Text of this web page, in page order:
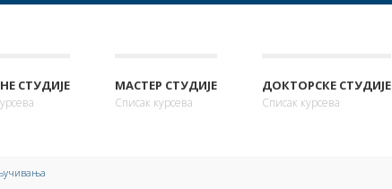
СТУДИЈЕ МАСТЕР СТУДИЈЕ
Списак курсева
ДОКТОРСКЕ СТУДИЈЕ
Списак курсева